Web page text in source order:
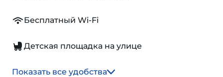
Бесплатный Wi-Fi
Детская площадка на улице
Показать все удобства